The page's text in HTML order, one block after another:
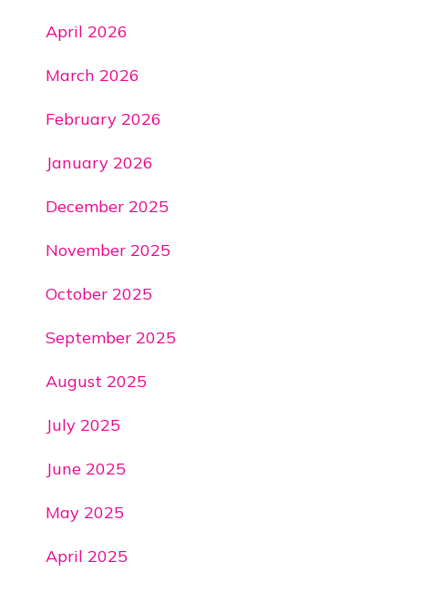
April 2026
March 2026
February 2026
January 2026
December 2025
November 2025
October 2025
September 2025
August 2025
July 2025
June 2025
May 2025
April 2025